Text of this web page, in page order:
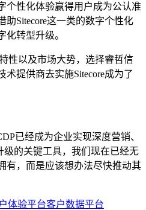
个性化体验赢得用户成为公认准
助Sitecore这一类的数字个性化
化转型升级。
性以及市场大势，选择睿哲信
提供商去实施Sitecore成为了
已经成为企业实现深度营销、
的关键工具，我们现在已经无
有，而是应该想办法尽快推动其
体验平台客户数据平台